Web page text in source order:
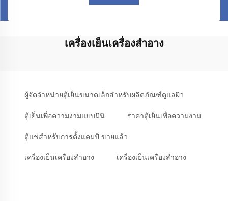
เครื่องเย็นเครื่องสําอาง
ผู้จัดจำหน่ายตู้เย็นขนาดเล็กสำหรับผลิตภัณฑ์ดูแลผิว
ตู้เย็นเพื่อความงามแบบมินิ ราคาตู้เย็นเพื่อความงาม
ตู้แช่สำหรับการตั้งแคมป์ ขายแล้ว
เครื่องเย็นเครื่องสําอาง เครื่องเย็นเครื่องสําอาง